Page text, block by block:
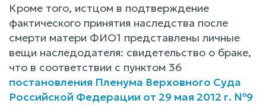
Кроме того, истцом в подтверждение
фактического принятия наследства после
смерти матери ФИО1 представлены личные
вещи наследодателя: свидетельство о браке,
что в соответствии с пунктом 36
постановления Пленума Верховного Суда
Российской Федерации от 29 мая 2012 г. №9